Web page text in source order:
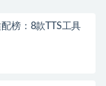
榜：8款TTS工具